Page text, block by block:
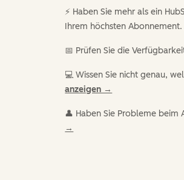
⚡️ Haben Sie mehr als ein
Ihrem höchsten Abonnement.
📅 Prüfen Sie die
💻 Wissen Sie nicht genau,
anzeigen →
👤 Haben Sie Probleme beim
→